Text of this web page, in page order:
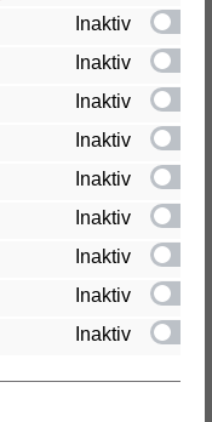
oder
Sie sich bitte an:
KG
Inaktiv
Inaktiv
Inaktiv
Inaktiv
Inaktiv
Inaktiv
Inaktiv
Inaktiv
Inaktiv